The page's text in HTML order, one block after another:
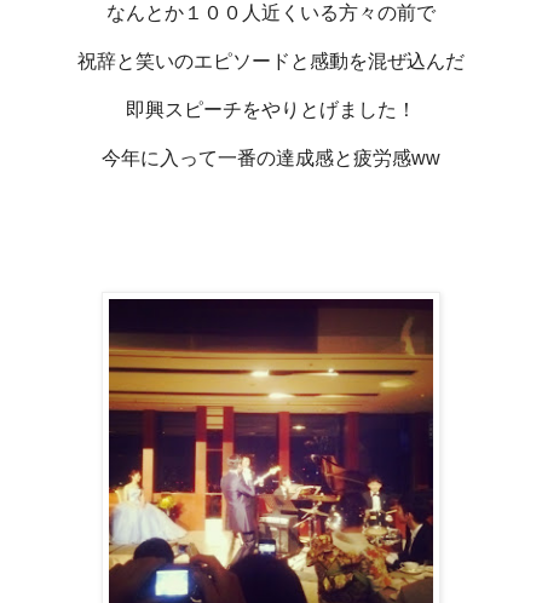
なんとか１００人近くいる方々の前で
祝辞と笑いのエピソードと感動を混ぜ込んだ
即興スピーチをやりとげました！
今年に入って一番の達成感と疲労感ww